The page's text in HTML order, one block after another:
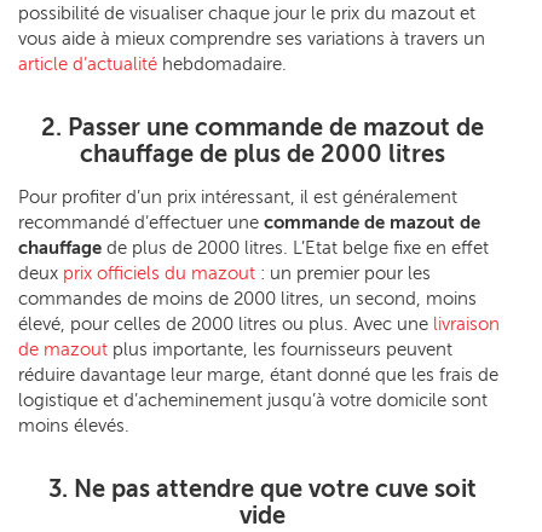
possibilité de visualiser chaque jour le prix du mazout et
vous aide à mieux comprendre ses variations à travers un
article d’actualité hebdomadaire.
2. Passer une commande de mazout de
chauffage de plus de 2000 litres
Pour profiter d’un prix intéressant, il est généralement
recommandé d’effectuer une commande de mazout de
chauffage de plus de 2000 litres. L’Etat belge fixe en effet
deux prix officiels du mazout : un premier pour les
commandes de moins de 2000 litres, un second, moins
élevé, pour celles de 2000 litres ou plus. Avec une livraison
de mazout plus importante, les fournisseurs peuvent
réduire davantage leur marge, étant donné que les frais de
logistique et d’acheminement jusqu’à votre domicile sont
moins élevés.
3. Ne pas attendre que votre cuve soit
vide